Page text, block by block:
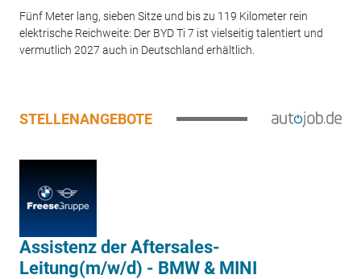
Fünf Meter lang, sieben Sitze und bis zu 119 Kilometer rein
elektrische Reichweite: Der BYD Ti 7 ist vielseitig talentiert und
vermutlich 2027 auch in Deutschland erhältlich.
STELLENANGEBOTE
Assistenz der Aftersales-
Leitung(m/w/d) - BMW & MINI